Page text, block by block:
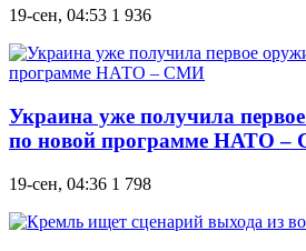
19-сен, 04:53 1 936
Украина уже получила
по новой программе НАТО
19-сен, 04:36 1 798